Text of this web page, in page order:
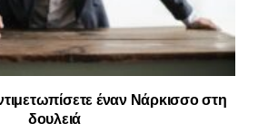
έναν Νάρκισσο στη
δουλειά